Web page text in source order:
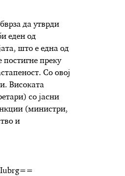
да утврди
еден од
што е една од
постигне преку
Со овој
Високата
со јасни
(министри,
и